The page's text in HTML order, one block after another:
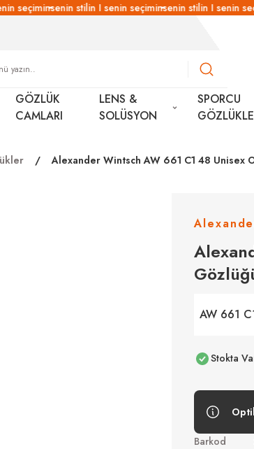
seçiminsenin stilin I senin seçiminsenin stilin I senin
GÖZLÜK
CAMLARI
LENS &
SOLÜSYON
SPORCU
Alexander Wintsch AW 661 C1 48 Unisex
AW 661
Stokta
Barkod